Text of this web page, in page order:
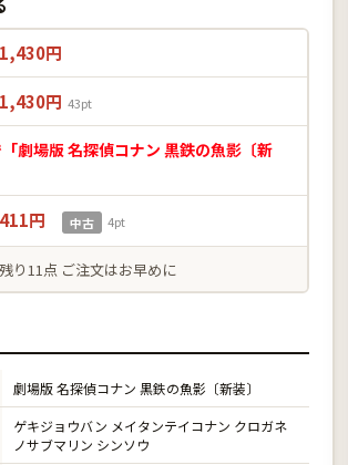
1,430円
1,430円 43pt
劇場版 名探偵コナン 黒鉄の魚影〔新
411円 中古 4pt
残り11点 ご注文はお早めに
劇場版 名探偵コナン 黒鉄の魚影〔新装〕
ゲキジョウバン メイタンテイコナン クロガネ
ノサブマリン シンソウ